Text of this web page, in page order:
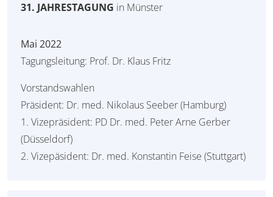
31. JAHRESTAGUNG in Münster
Mai 2022
Tagungsleitung: Prof. Dr. Klaus Fritz
Vorstandswahlen
Präsident: Dr. med. Nikolaus Seeber (Hamburg)
1. Vizepräsident: PD Dr. med. Peter Arne Gerber
(Düsseldorf)
2. Vizepäsident: Dr. med. Konstantin Feise (Stuttgart)